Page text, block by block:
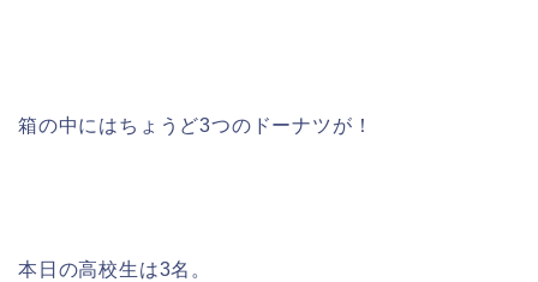
箱の中にはちょうど3つのドーナツが！
本日の高校生は3名。